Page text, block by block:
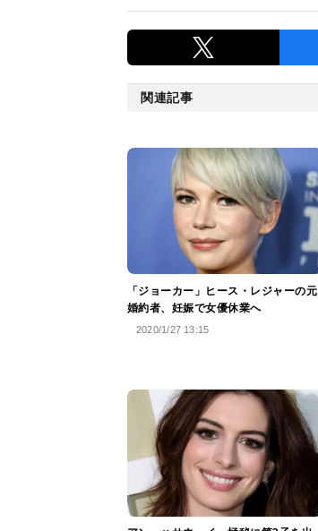
関連記事
「ジョーカー」ヒース・レジャーの元
婚約者、妊娠で女優休業へ
2020/1/27 13:15